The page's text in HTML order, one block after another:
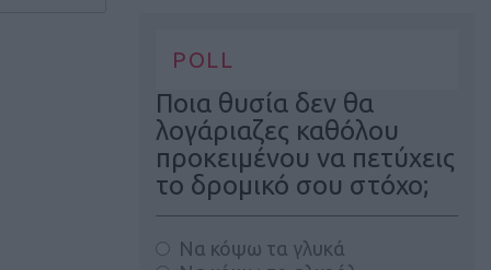
POLL
Ποια θυσία δεν θα
λογάριαζες καθόλου
προκειμένου να πετύχεις
το δρομικό σου στόχο;
Να κόψω τα γλυκά